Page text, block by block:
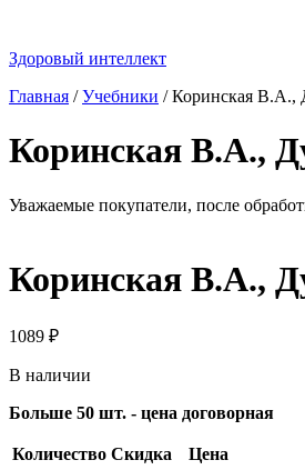
Здоровый интеллект
Главная /Учебники / Коринская В.А.,
Коринская В.А.,
Уважаемые покупатели, после
Коринская В.А.,
1089 ₽
В наличии
Больше 50 шт. - цена договорная
Количество Скидка
Цена